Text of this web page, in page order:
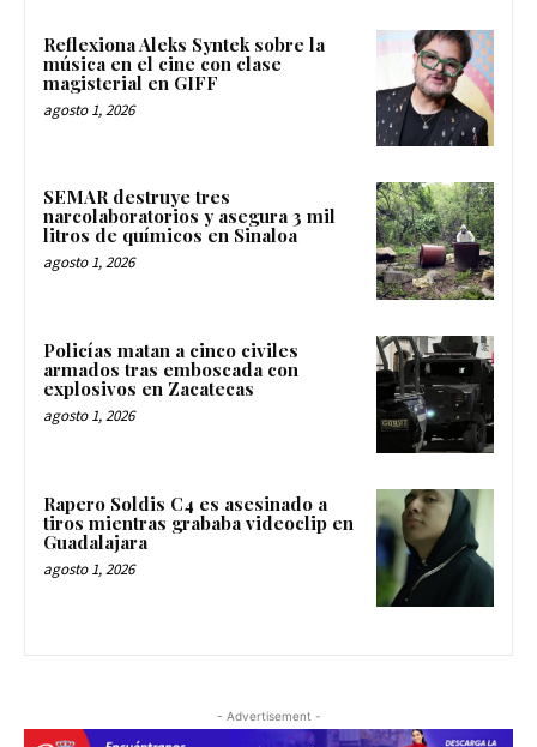
Reflexiona Aleks Syntek sobre la
música en el cine con clase
magisterial en GIFF
agosto 1, 2026
SEMAR destruye tres
narcolaboratorios y asegura 3 mil
litros de químicos en Sinaloa
agosto 1, 2026
Policías matan a cinco civiles
armados tras emboscada con
explosivos en Zacatecas
agosto 1, 2026
Rapero Soldis C4 es asesinado a
tiros mientras grababa videoclip en
Guadalajara
agosto 1, 2026
- Advertisement -